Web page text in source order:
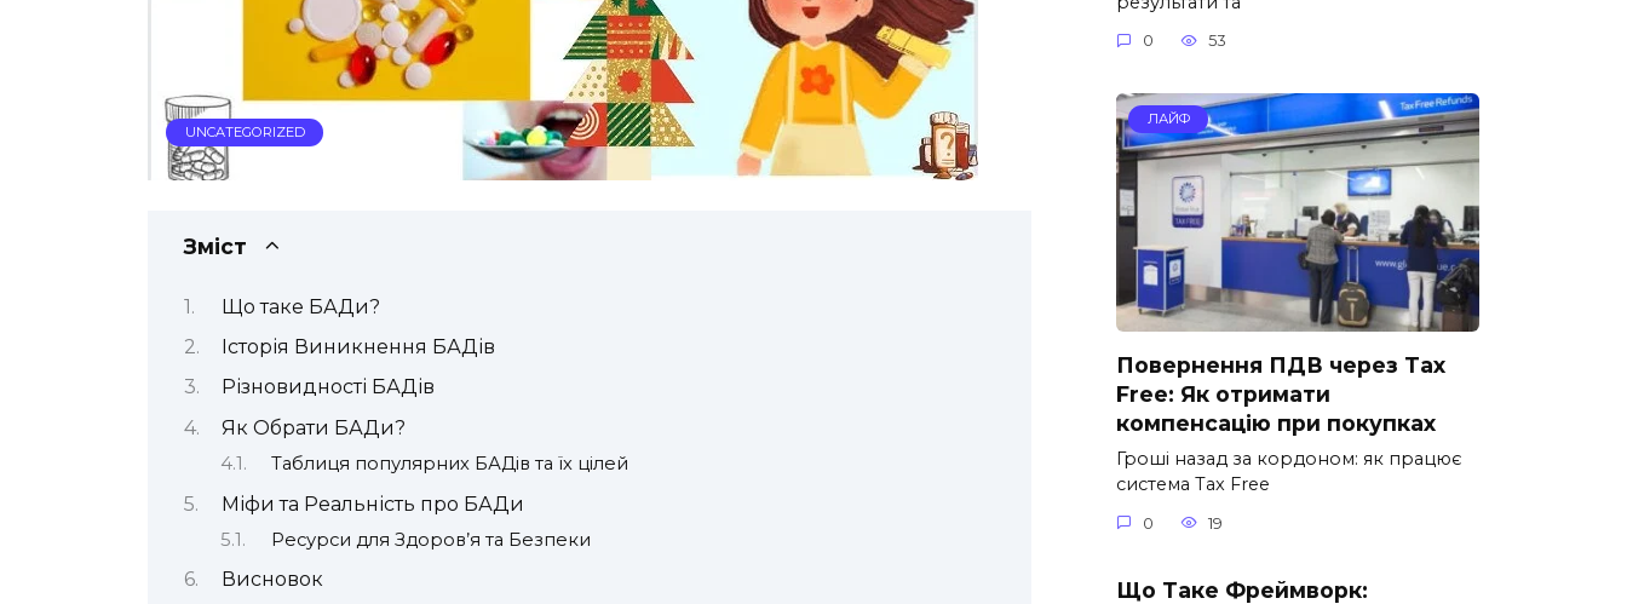
UNCATEGORIZED
Зміст
Що таке БАДи?
Історія Виникнення БАДів
Різновидності БАДів
Як Обрати БАДи?
Таблиця популярних БАДів та їх цілей
Міфи та Реальність про БАДи
Ресурси для Здоров’я та Безпеки
Висновок
0 53
ЛАЙФ
Повернення ПДВ через Tax
Free: Як отримати
компенсацію при покупках
Гроші назад за кордоном: як працює
система Tax Free
0 19
Що Таке Фреймворк: